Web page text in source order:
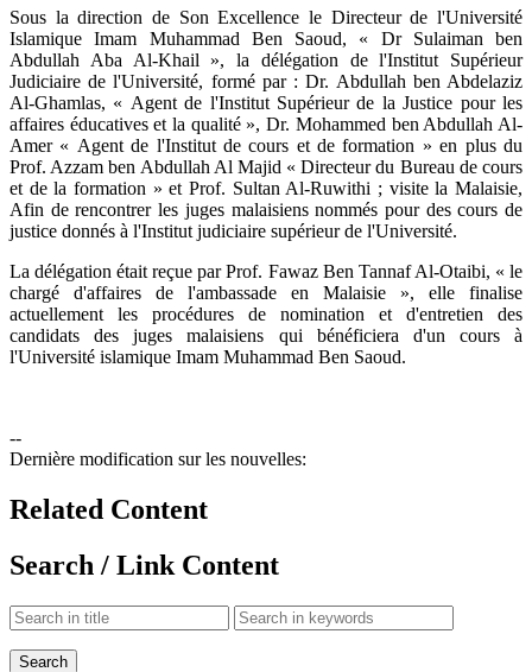
​Sous la direction de Son Excellence le Directeur de l'Université
Islamique Imam Muhammad Ben Saoud, « Dr Sulaiman ben
Abdullah Aba Al-Khail », la délégation de l'Institut Supérieur
Judiciaire de l'Université, formé par : Dr. Abdullah ben Abdelaziz
Al-Ghamlas, « Agent de l'Institut Supérieur de la Justice pour les
affaires éducatives et la qualité », Dr. Mohammed ben Abdullah Al-
Amer « Agent de l'Institut de cours et de formation » en plus du
Prof. Azzam ben Abdullah Al Majid « Directeur du Bureau de cours
et de la formation » et Prof. Sultan Al-Ruwithi ; visite la Malaisie,
Afin de rencontrer les juges malaisiens nommés pour des cours de
justice donnés à l'Institut judiciaire supérieur de l'Université.
La délégation était reçue par Prof. Fawaz Ben Tannaf Al-Otaibi, « le
chargé d'affaires de l'ambassade en Malaisie », elle finalise
actuellement les procédures de nomination et d'entretien des
candidats des juges malaisiens qui bénéficiera d'un cours à
l'Université islamique Imam Muhammad Ben Saoud.
--
Dernière modification sur les nouvelles:
Related Content
Search / Link Content